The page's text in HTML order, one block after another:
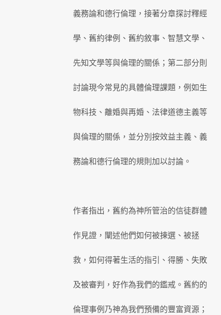
義務論和德行倫理，接著分章探討釋經
學、舊約律例、舊約敘事、智慧文學、
先知文學等與倫理的關係；第二部分則
討論現今常見的具體倫理課題，例如生
物科技、離婚與再婚、法律道德主義等
與倫理的關係，並分別按效益主義、義
務論和德行倫理的規則加以討論。
作者指出，舊約為神所管治的信徒群體
作見證，闡述他們如何被揀選、被拯
救，如何得著生活的指引、得勝、失敗
及被審判，好作為我們的鑑戒。舊約的
倫理事例乃神為我們預備的豐富資源；